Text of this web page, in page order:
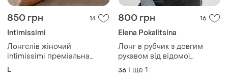
850 грн 14
Intimissimi
Лонгслів жіночий
intimissimi преміальна
бавовна supima легка тонка
L
800 грн 16
Elena Pokalitsina
Лонг в рубчик з довгим
рукавом від відомої
модельерки еlena
pokalitsina dress code
36 і ще 1